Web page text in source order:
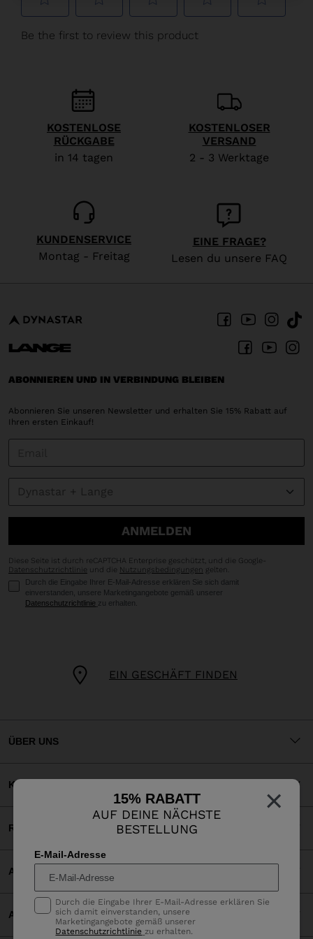
Österreich.
We
website
version
for
States.
×
15% RABATT
AUF DEINE NÄCHSTE
BESTELLUNG
E-Mail-Adresse
Durch die Eingabe Ihrer E-Mail-Adresse erklären Sie
sich damit einverstanden, unsere
Marketingangebote gemäß unserer
Datenschutzrichtlinie zu erhalten.
KOSTENLOSE
RÜCKGABE
in 14 tagen
KOSTENLOSER
VERSAND
2 - 3 Werktage
KUNDENSERVICE
Montag - Freitag
EINE FRAGE?
Lesen du unsere FAQ
EIN GESCHÄFT FINDEN
ABONNIEREN UND IN VERBINDUNG BLEIBEN
Abonnieren Sie unseren Newsletter und erhalten Sie 15% Rabatt auf
Ihren ersten Einkauf!
ANMELDEN
Diese Seite ist durch reCAPTCHA Enterprise geschützt, und die Google-
Datenschutzrichtlinie und die Nutzungsbedingungen gelten.
Durch die Eingabe Ihrer E-Mail-Adresse erklären Sie sich damit
einverstanden, unsere Marketingangebote gemäß unserer
Datenschutzrichtlinie zu erhalten.
ÜBER UNS
KUNDENSERVICE
RECHTLICHES
AKZEPTIERTE ZAHLUNGEN
APP